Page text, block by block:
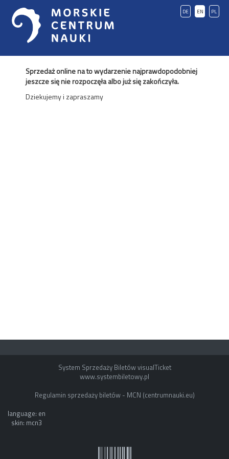
PL
EN
DE
Sprzedaż online na to wydarzenie najprawdopodobniej
jeszcze się nie rozpoczęła albo już się zakończyła.
Dziekujemy i zapraszamy
System Sprzedaży Biletów visualTicket
www.systembiletowy.pl
Regulamin sprzedaży biletów - MCN (centrumnauki.eu)
language: en
skin: mcn3